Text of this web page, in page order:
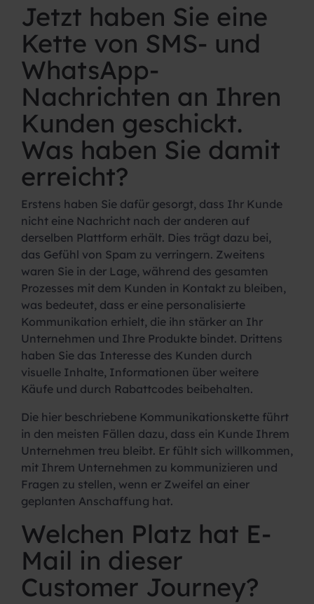
Jetzt haben Sie eine
Kette von SMS- und
WhatsApp-
Nachrichten an Ihren
Kunden geschickt.
Was haben Sie damit
erreicht?
Erstens haben Sie dafür gesorgt, dass Ihr Kunde
nicht eine Nachricht nach der anderen auf
derselben Plattform erhält. Dies trägt dazu bei,
das Gefühl von Spam zu verringern. Zweitens
waren Sie in der Lage, während des gesamten
Prozesses mit dem Kunden in Kontakt zu bleiben,
was bedeutet, dass er eine personalisierte
Kommunikation erhielt, die ihn stärker an Ihr
Unternehmen und Ihre Produkte bindet. Drittens
haben Sie das Interesse des Kunden durch
visuelle Inhalte, Informationen über weitere
Käufe und durch Rabattcodes beibehalten.
Die hier beschriebene Kommunikationskette führt
in den meisten Fällen dazu, dass ein Kunde Ihrem
Unternehmen treu bleibt. Er fühlt sich willkommen,
mit Ihrem Unternehmen zu kommunizieren und
Fragen zu stellen, wenn er Zweifel an einer
geplanten Anschaffung hat.
Welchen Platz hat E-
Mail in dieser
Customer Journey?